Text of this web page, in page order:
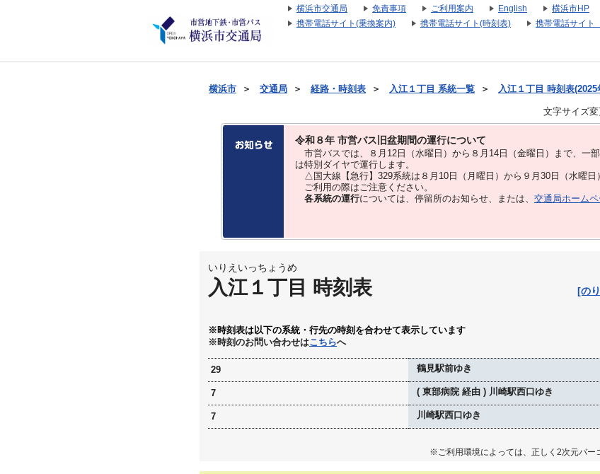
横浜市交通局 免責事項 ご利用案内 English 横浜市HP
携帯電話サイト(乗換案内)
携帯電話サイト(時刻表) 携帯電話サイト
横浜市 ＞ 交通局 ＞ 経路・時刻表 ＞ 入江１丁目 系統一覧 ＞ 入江１丁目 時刻表
文字サイズ変
令和８年 市営バス旧盆期間の運行について
市営バスでは、８⽉12⽇（水曜日）から８⽉14⽇（金曜日）まで、⼀
は特別ダイヤで運⾏します。
△国大線【急行】329系統は８月10日（月曜日）から９月30日（水曜日
ご利用の際はご注意ください。
各系統の運行については、停留所のお知らせ、または、 交通局ホームペ
いりえいっちょうめ
入江１丁目 時刻表 [の
※時刻表は以下の系統・行先の時刻を合わせて表示しています
※時刻のお問い合わせはこちらへ
29 鶴見駅前ゆき
7 ( 東部病院 経由 ) 川崎駅西口ゆき
7 川崎駅西口ゆき
※ご利用環境によっては、正しく2次元バー